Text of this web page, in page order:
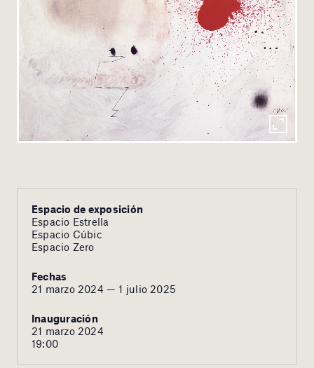
Espacio de exposición
Espacio Estrella
Espacio Cúbic
Espacio Zero
Fechas
21 marzo 2024 — 1 julio 2025
Inauguración
21 marzo 2024
19:00